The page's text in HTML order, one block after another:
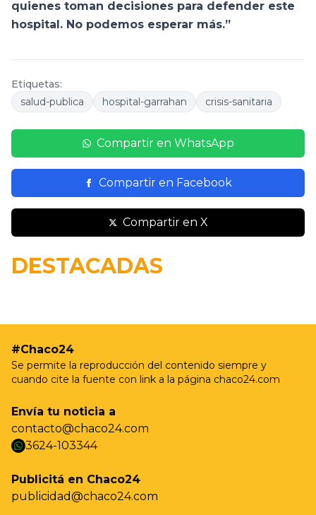
quienes toman decisiones para defender este
hospital. No podemos esperar más.”
Etiquetas:
salud-publica
hospital-garrahan crisis-sanitaria
Compartir en WhatsApp
Compartir en Facebook
Compartir en X
DESTACADAS
castración gratuita para perros y gatos en Villa
Prosperidad
#Chaco24
Se permite la reproducción del contenido siempre y
cuando cite la fuente con link a la página chaco24.com
Envía tu noticia a
contacto@chaco24.com
whatsapp
3624-103344
Publicitá en Chaco24
publicidad@chaco24.com